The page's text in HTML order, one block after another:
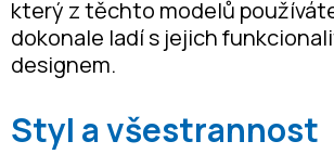
který z těchto modelů
dokonale ladí s jejich
designem.
Styl a všestrannost